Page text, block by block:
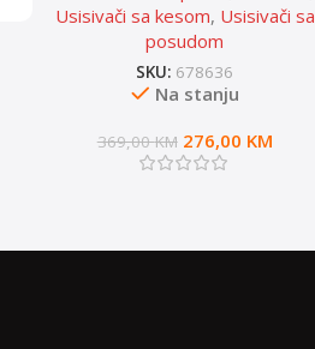
Usisivači sa kesom, Usisivači sa
posudom
SKU: 678636
Na stanju
369,00KM 276,00 KM